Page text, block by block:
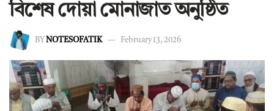
বিশেষ দোয়া মোনাজাত অনুষ্ঠিত
BY NOTESOFATIK February 13, 2026